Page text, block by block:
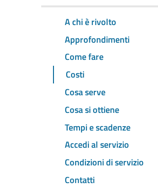
A chi è rivolto
Approfondimenti
Come fare
Costi
Cosa serve
Cosa si ottiene
Tempi e scadenze
Accedi al servizio
Condizioni di servizio
Contatti